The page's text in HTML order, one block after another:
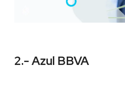
2.- Azul BBVA